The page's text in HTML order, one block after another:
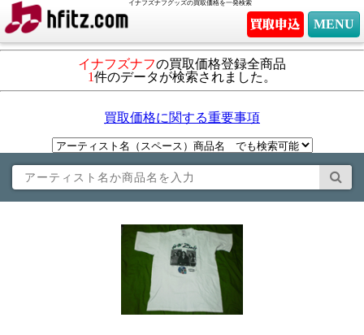
イナフズナフグッズの買取価格を一発検索
MENU
イナフズナフの買取価格登録全商品
1件のデータが検索されました。
買取価格に関する重要事項